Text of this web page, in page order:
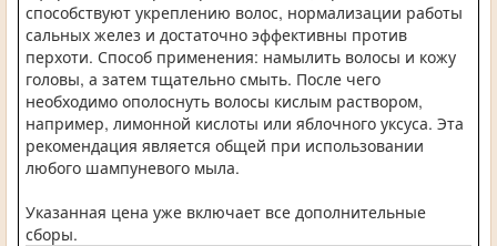
способствуют укреплению волос, нормализации работы
сальных желез и достаточно эффективны против
перхоти. Способ применения: намылить волосы и кожу
головы, а затем тщательно смыть. После чего
необходимо ополоснуть волосы кислым раствором,
например, лимонной кислоты или яблочного уксуса. Эта
рекомендация является общей при использовании
любого шампуневого мыла.
Указанная цена уже включает все дополнительные
сборы.